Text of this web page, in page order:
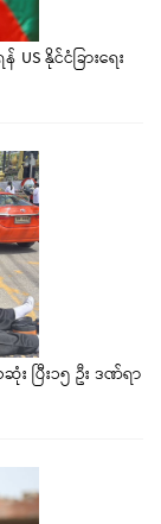
နိုင်ငံခြားရေး
ပြီး၁၅ ဦး ဒဏ်ရာ